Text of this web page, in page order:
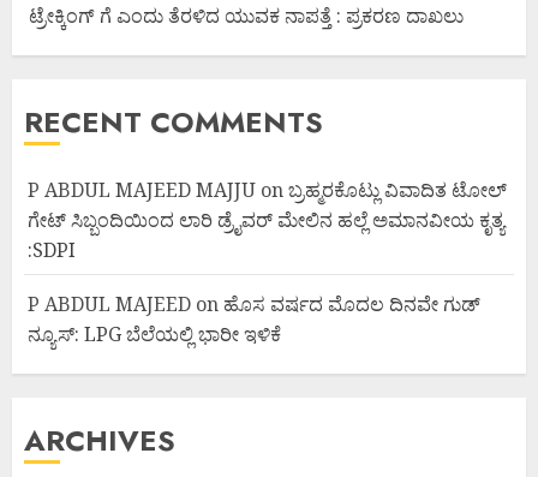
ಟ್ರೇಕ್ಕಿಂಗ್ ಗೆ ಎಂದು ತೆರಳಿದ ಯುವಕ ನಾಪತ್ತೆ : ಪ್ರಕರಣ ದಾಖಲು
RECENT COMMENTS
P ABDUL MAJEED MAJJU onಬ್ರಹ್ಮರಕೊಟ್ಲು ವಿವಾದಿತ ಟೋಲ್
ಗೇಟ್ ಸಿಬ್ಬಂದಿಯಿಂದ ಲಾರಿ ಡ್ರೈವರ್ ಮೇಲಿನ ಹಲ್ಲೆ ಅಮಾನವೀಯ ಕೃತ್ಯ
:SDPI
P ABDUL MAJEED on ಹೊಸ ವರ್ಷದ ಮೊದಲ ದಿನವೇ ಗುಡ್
ನ್ಯೂಸ್: LPG ಬೆಲೆಯಲ್ಲಿ ಭಾರೀ ಇಳಿಕೆ
ARCHIVES